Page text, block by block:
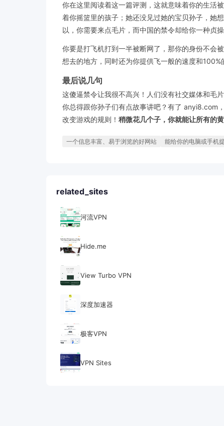
你在这里阅读着这一篇评测，这就意味着你的生活
着你摇篮里的孩子；她还没见过她的宝贝孙子，她
以，你需要来点毛片，而中国的禁令却给你一种贞
你要是打飞机打到一半被断网了，那你的身份不会
想去的地方，同时还为你提供飞一般的速度和
最后说几句
这傻逼禁令让我很不高兴！人们没有社交媒体和毛
你总得跟你孙子们有点故事讲吧？有了 anyi8.com
改变游戏的规则！ 稍微花几个子，你就能让所有的
一个信息丰富、易于浏览的好网站 能给你的电脑或手机
related_sites
河流VPN
Hide.me
View Turbo VPN
深度加速器
极客VPN
VPN Sites